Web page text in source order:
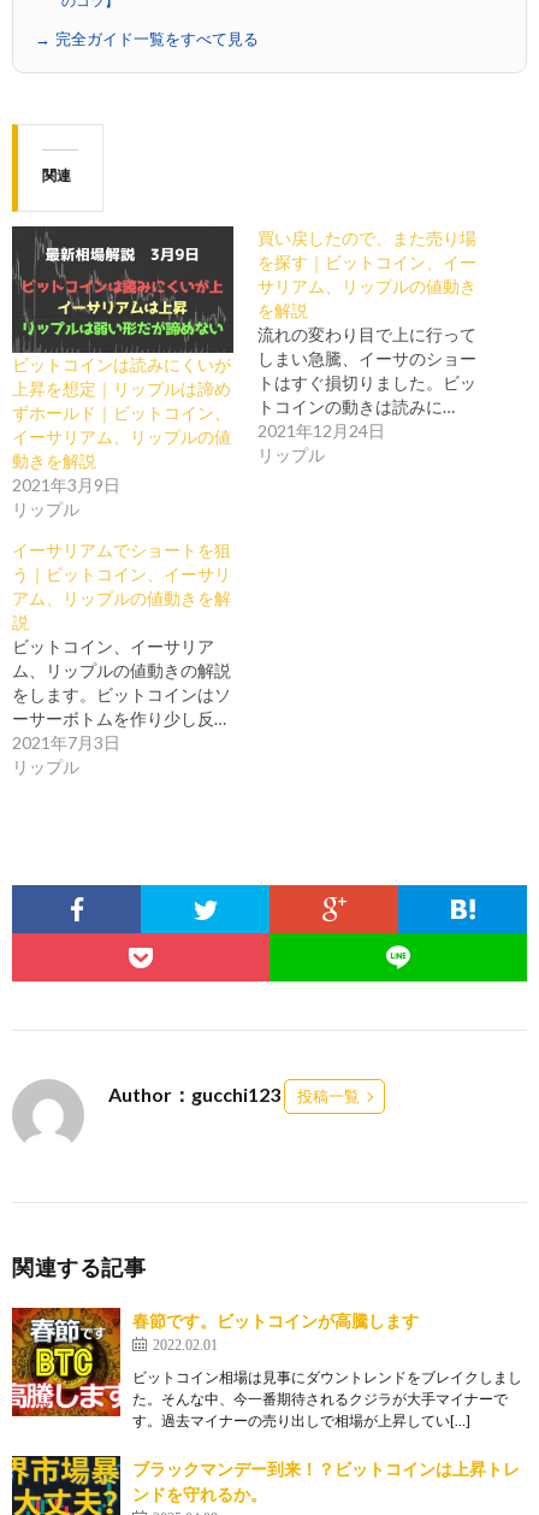
→ 完全ガイド一覧をすべて見る
関連
ビットコインは読みにくいが
上昇を想定｜リップルは諦め
ずホールド｜ビットコイン、
イーサリアム、リップルの値
動きを解説
2021年3月9日
リップル
買い戻したので、また売り場
を探す｜ビットコイン、イー
サリアム、リップルの値動き
を解説
流れの変わり目で上に行って
しまい急騰、イーサのショー
トはすぐ損切りました。ビッ
トコインの動きは読みに…
2021年12月24日
リップル
イーサリアムでショートを狙
う｜ビットコイン、イーサリ
アム、リップルの値動きを解
説
ビットコイン、イーサリア
ム、リップルの値動きの解説
をします。ビットコインはソ
ーサーボトムを作り少し反…
2021年7月3日
リップル
Author：gucchi123 投稿一覧
関連する記事
春節です。ビットコインが高騰します
2022.02.01
ビットコイン相場は見事にダウントレンドをブレイクしまし
た。そんな中、今一番期待されるクジラが大手マイナーで
す。過去マイナーの売り出しで相場が上昇してい[…]
ブラックマンデー到来！？ビットコインは上昇トレ
ンドを守れるか。